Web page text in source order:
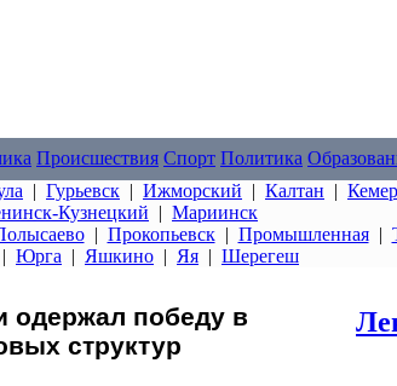
Происшествия Спорт Политика
| Гурьевск | Ижморский | Калтан |
Кузнецкий | Мариинск
| Прокопьевск| Промышленная|
| Юрга | Яшкино | Яя | Шерегеш
одержал победу в
структур